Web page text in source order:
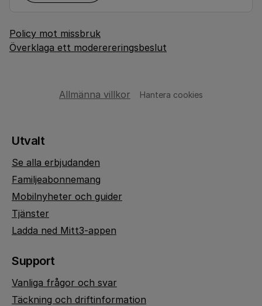
Policy mot missbruk
Överklaga ett moderereringsbeslut
Allmänna villkor Hantera cookies
Utvalt
Se alla erbjudanden
Familjeabonnemang
Mobilnyheter och guider
Tjänster
Ladda ned Mitt3-appen
Support
Vanliga frågor och svar
Täckning och driftinformation